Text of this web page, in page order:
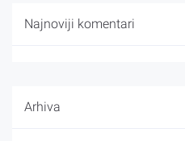
Najnoviji komentari
Arhiva